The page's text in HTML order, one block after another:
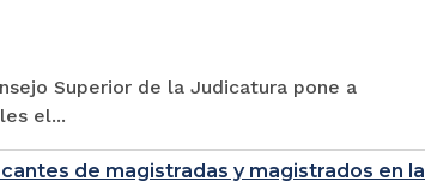
Superior de la Judicatura pone a
el...
de magistradas y magistrados en la